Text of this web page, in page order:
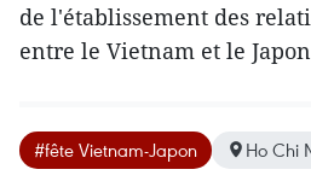
de l'établissement des
entre le Vietnam et le
#fête Vietnam-Japon Ho Chi